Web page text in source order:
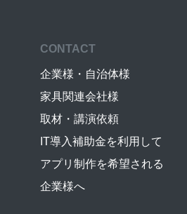
CONTACT
企業様・自治体様
家具関連会社様
取材・講演依頼
IT導入補助金を利用して
アプリ制作を希望される
企業様へ